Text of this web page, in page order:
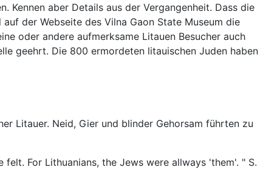
Kennen aber Details aus der Vergangenheit. Dass die
der Webseite des Vilna Gaon State Museum die
oder andere aufmerksame Litauen Besucher auch
geehrt. Die 800 ermordeten litauischen Juden haben
Litauer. Neid, Gier und blinder Gehorsam führten zu
For Lithuanians, the Jews were allways 'them'. " S.